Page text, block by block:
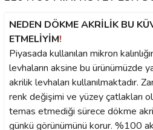
NEDEN DÖKME AKRİLİK BU
ETMELİYİM!
Piyasada kullanılan mikron
levhaların aksine bu ürünümüzde
akrilik levhaları kullanılmaktadır.
renk değişimi ve yüzey çatlakları
temas etmediği sürece dökme
günkü görünümünü korur. %100